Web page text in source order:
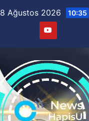
8 Ağustos 2026 10:35